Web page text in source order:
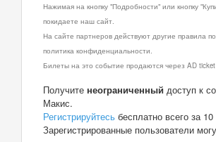
Нажимая на кнопку "Подробности" или кнопку
покидаете наш сайт.
На сайте партнеров действуют другие правила
политика конфиденциальности.
Билеты на это событие продаются через AD ticket
Получите неограниченный доступ к
Макис.
Регистрируйтесь бесплатно всего за
Зарегистрированные пользователи